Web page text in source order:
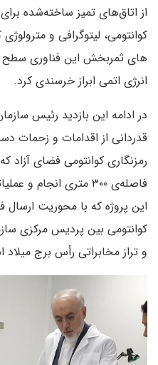
از اتاق‌های تمیز ساخته‌شده
کوانتومی، لیتوگرافی و
انرژی اتمی ابراز خرسندی کرد.
در ادامه این بازدید رئیس
قدردانی از اقدامات و زحمات
رمزنگاری کوانتومی فضای آزاد
فاصله‌ی ۳۰۰ متری
این پروژه که با محوریت ارسال
کوانتومی بین پردیس مرکزی
و تراز مخابراتی رأس برج